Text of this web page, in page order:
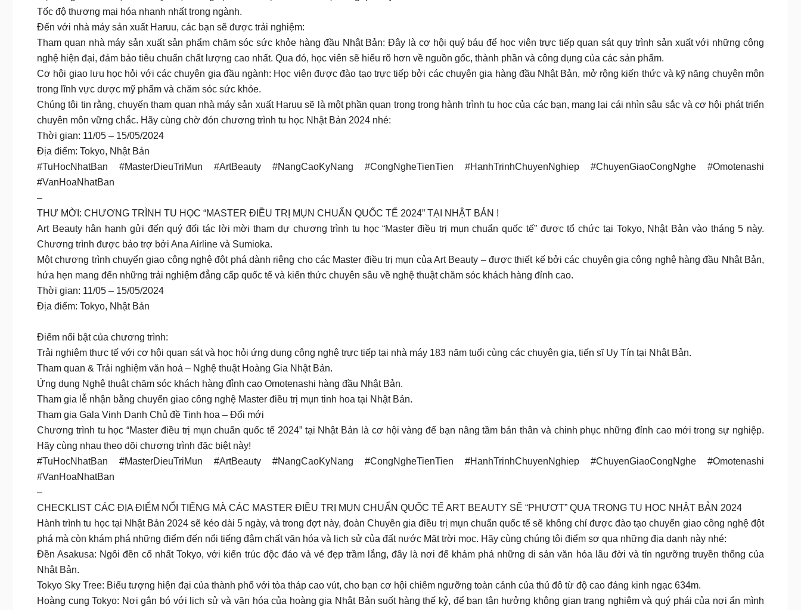
Tốc độ thương mại hóa nhanh nhất trong ngành.
Đến với nhà máy sản xuất Haruu, các bạn sẽ được trải nghiệm:
Tham quan nhà máy sản xuất sản phẩm chăm sóc sức khỏe hàng đầu Nhật Bản: Đây là cơ hội quý báu để học viên trực tiếp quan sát quy trình sản xuất với những công
nghệ hiện đại, đảm bảo tiêu chuẩn chất lượng cao nhất. Qua đó, học viên sẽ hiểu rõ hơn về nguồn gốc, thành phần và công dụng của các sản phẩm.
Cơ hội giao lưu học hỏi với các chuyên gia đầu ngành: Học viên được đào tạo trực tiếp bởi các chuyên gia hàng đầu Nhật Bản, mở rộng kiến thức và kỹ năng chuyên môn
trong lĩnh vực dược mỹ phẩm và chăm sóc sức khỏe.
Chúng tôi tin rằng, chuyến tham quan nhà máy sản xuất Haruu sẽ là một phần quan trọng trong hành trình tu học của các bạn, mang lại cái nhìn sâu sắc và cơ hội phát triển
chuyên môn vững chắc. Hãy cùng chờ đón chương trình tu học Nhật Bản 2024 nhé:
Thời gian: 11/05 – 15/05/2024
Địa điểm: Tokyo, Nhật Bản
#TuHocNhatBan #MasterDieuTriMun #ArtBeauty #NangCaoKyNang #CongNgheTienTien #HanhTrinhChuyenNghiep #ChuyenGiaoCongNghe #Omotenashi
#VanHoaNhatBan
–
THƯ MỜI: CHƯƠNG TRÌNH TU HỌC “MASTER ĐIỀU TRỊ MỤN CHUẨN QUỐC TẾ 2024” TẠI NHẬT BẢN !
Art Beauty hân hạnh gửi đến quý đối tác lời mời tham dự chương trình tu học “Master điều trị mụn chuẩn quốc tế” được tổ chức tại Tokyo, Nhật Bản vào tháng 5 này.
Chương trình được bảo trợ bởi Ana Airline và Sumioka.
Một chương trình chuyển giao công nghệ đột phá dành riêng cho các Master điều trị mụn của Art Beauty – được thiết kế bởi các chuyên gia công nghệ hàng đầu Nhật Bản,
hứa hẹn mang đến những trải nghiệm đẳng cấp quốc tế và kiến thức chuyên sâu về nghệ thuật chăm sóc khách hàng đỉnh cao.
Thời gian: 11/05 – 15/05/2024
Địa điểm: Tokyo, Nhật Bản
Điểm nổi bật của chương trình:
Trải nghiệm thực tế với cơ hội quan sát và học hỏi ứng dụng công nghệ trực tiếp tại nhà máy 183 năm tuổi cùng các chuyên gia, tiến sĩ Uy Tín tại Nhật Bản.
Tham quan & Trải nghiệm văn hoá – Nghệ thuật Hoàng Gia Nhật Bản.
Ứng dụng Nghệ thuật chăm sóc khách hàng đỉnh cao Omotenashi hàng đầu Nhật Bản.
Tham gia lễ nhận bằng chuyển giao công nghệ Master điều trị mụn tinh hoa tại Nhật Bản.
Tham gia Gala Vinh Danh Chủ đề Tinh hoa – Đổi mới
Chương trình tu học “Master điều trị mụn chuẩn quốc tế 2024” tại Nhật Bản là cơ hội vàng để bạn nâng tầm bản thân và chinh phục những đỉnh cao mới trong sự nghiệp.
Hãy cùng nhau theo dõi chương trình đặc biệt này!
#TuHocNhatBan #MasterDieuTriMun #ArtBeauty #NangCaoKyNang #CongNgheTienTien #HanhTrinhChuyenNghiep #ChuyenGiaoCongNghe #Omotenashi
#VanHoaNhatBan
–
CHECKLIST CÁC ĐỊA ĐIỂM NỔI TIẾNG MÀ CÁC MASTER ĐIỀU TRỊ MỤN CHUẨN QUỐC TẾ ART BEAUTY SẼ “PHƯỢT” QUA TRONG TU HỌC NHẬT BẢN 2024
Hành trình tu học tại Nhật Bản 2024 sẽ kéo dài 5 ngày, và trong đợt này, đoàn Chuyên gia điều trị mụn chuẩn quốc tế sẽ không chỉ được đào tạo chuyển giao công nghệ đột
phá mà còn khám phá những điểm đến nổi tiếng đậm chất văn hóa và lịch sử của đất nước Mặt trời mọc. Hãy cùng chúng tôi điểm sơ qua những địa danh này nhé:
Đền Asakusa: Ngôi đền cổ nhất Tokyo, với kiến trúc độc đáo và vẻ đẹp trầm lắng, đây là nơi để khám phá những di sản văn hóa lâu đời và tín ngưỡng truyền thống của
Nhật Bản.
Tokyo Sky Tree: Biểu tượng hiện đại của thành phố với tòa tháp cao vút, cho bạn cơ hội chiêm ngưỡng toàn cảnh của thủ đô từ độ cao đáng kinh ngạc 634m.
Hoàng cung Tokyo: Nơi gắn bó với lịch sử và văn hóa của hoàng gia Nhật Bản suốt hàng thế kỷ, để bạn tận hưởng không gian trang nghiêm và quý phái của nơi ẩn mình